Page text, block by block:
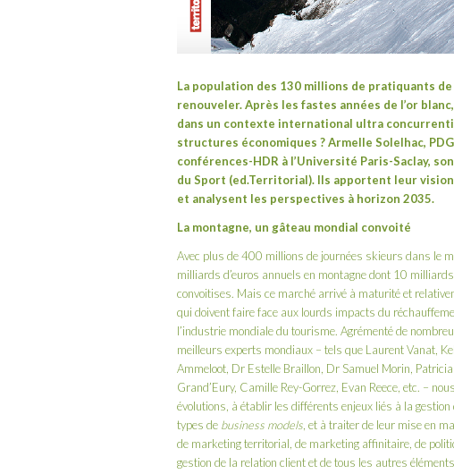
La population des 130 millions de pratiquants
renouveler. Après les fastes années de l’or
dans un contexte international ultra
structures économiques ?Armelle Solelhac,
conférences-HDR à l’Université Paris-Saclay,
du Sport (ed.Territorial). Ils apportent leur
et analysent les perspectives à horizon 2035.
La montagne, un gâteau mondial convoité
Avec plus de 400 millions de journées skieurs dans le
milliards d’euros annuels en montagne dont 10
convoitises. Mais ce marché arrivé à maturité et
qui doivent faire face aux lourds impacts du
l’industrie mondiale du tourisme. Agrémenté de
meilleurs experts mondiaux – tels que Laurent Vanat,
Ammeloot, Dr Estelle Braillon, Dr Samuel Morin,
Grand’Eury, Camille Rey-Gorrez, Evan Reece, etc. –
évolutions, à établir les différents enjeux liés à la
types de business models, et à traiter de leur mise en
de marketing territorial, de marketing affinitaire, de
gestion de la relation client et de tous les autres